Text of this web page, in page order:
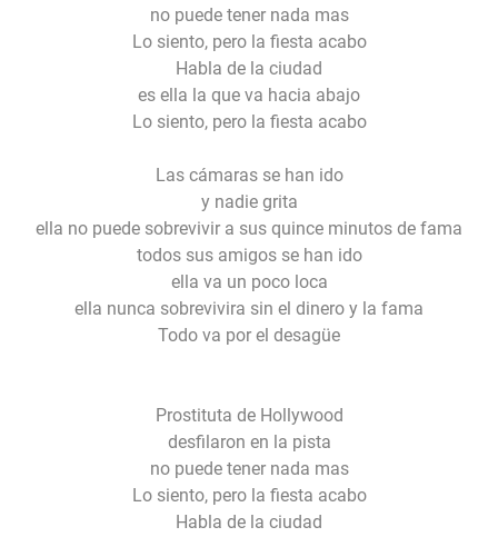
no puede tener nada mas
Lo siento, pero la fiesta acabo
Habla de la ciudad
es ella la que va hacia abajo
Lo siento, pero la fiesta acabo
Las cámaras se han ido
y nadie grita
ella no puede sobrevivir a sus quince minutos de fama
todos sus amigos se han ido
ella va un poco loca
ella nunca sobrevivira sin el dinero y la fama
Todo va por el desagüe
Prostituta de Hollywood
desfilaron en la pista
no puede tener nada mas
Lo siento, pero la fiesta acabo
Habla de la ciudad